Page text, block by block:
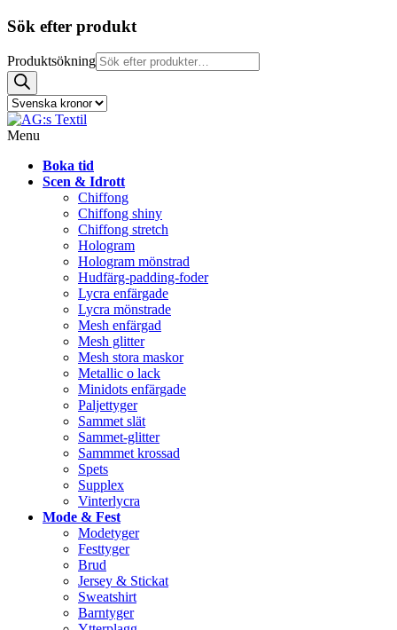
Sök efter produkt
Produktsökning
Menu
Boka tid
Scen & Idrott
Chiffong
Chiffong shiny
Chiffong stretch
Hologram
Hologram mönstrad
Hudfärg-padding-foder
Lycra enfärgade
Lycra mönstrade
Mesh enfärgad
Mesh glitter
Mesh stora maskor
Metallic o lack
Minidots enfärgade
Paljettyger
Sammet slät
Sammet-glitter
Sammmet krossad
Spets
Supplex
Vinterlycra
Mode & Fest
Modetyger
Festtyger
Brud
Jersey & Stickat
Sweatshirt
Barntyger